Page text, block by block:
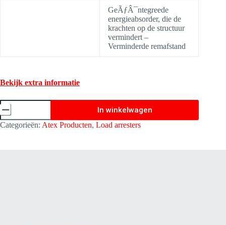
GeÃƒÂ¯ntegreede
energieabsorder, die de
krachten op de structuur
vermindert –
Verminderde remafstand
Bekijk extra informatie
Load
Arrester
(Last
beveiliging)
In winkelwagen
Categorieën: Atex Producten, Load arresters